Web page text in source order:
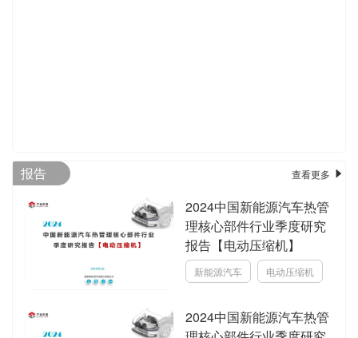
报告 查看更多
2024中国新能源汽车热管
理核心部件行业季度研究
报告【电动压缩机】
新能源汽车 电动压缩机
2024中国新能源汽车热管